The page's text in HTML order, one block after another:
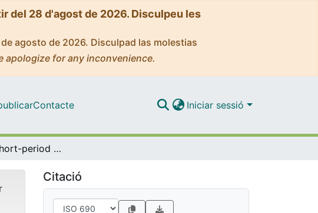
del 28 d'agost de 2026. Disculpeu les
agosto de 2026. Disculpad las molestias
apologize for any inconvenience.
Contacte Iniciar sessió
Controlled short-period orbits around Earth-Moon equilateral libration points for Lunar Occultations
Citació